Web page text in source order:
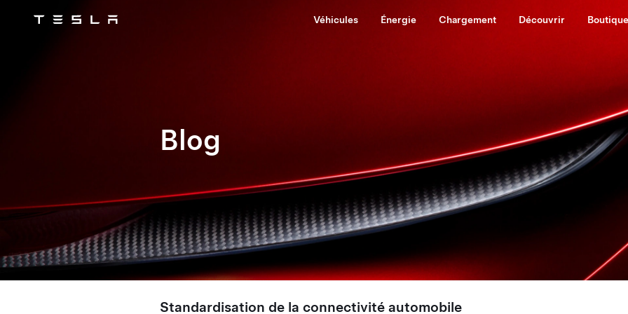
Tesla Véhicules Énergie Chargement Découvrir Boutique
Blog
Standardisation de la connectivité automobile